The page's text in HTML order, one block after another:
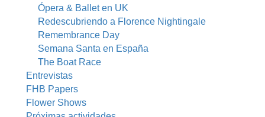
Ópera & Ballet en UK
Redescubriendo a Florence Nightingale
Remembrance Day
Semana Santa en España
The Boat Race
Entrevistas
FHB Papers
Flower Shows